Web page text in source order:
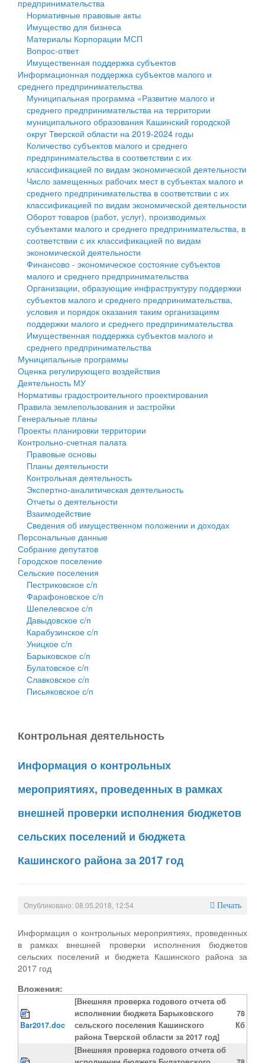
Государственные услуги
Промышленность и АПК
Экономика и бизнес
...
Символика
Устав
Гостям округа
Туризм
Культура
Образование
Здравоохранение
Социальная защита
Фотоальбом
муниципального округа Тверской области
Администрация Кашинского муниципального округа
Тверской области
Управление сельскими территориями
Открытые данные
Работа с обращениями граждан
Муниципальный контроль
Муниципальные услуги
Проекты административных регламентов
Антимонопольный комплаенс
Противодействие коррупции
Финансовое управление
Бюджет для граждан
Имущество
Выявление правообладателей ранее учтенных
объектов недвижимости
Имущественная поддержка субъектов малого и
среднего предпринимательства
Информационная поддержка субъектов малого и
среднего предпринимательства
Муниципальные программы
Контрольно-счетная палата
Персональные данные
Оценка регулирующего воздействия
Деятельность МУ
Нормативы градостроительного проектирования
Правила землепользования и застройки
Генеральные планы
Проекты планировки территории
Собрание депутатов
Городское поселение
Сельские поселения
предпринимательства
Нормативные правовые акты
Имущество для бизнеса
Материалы Корпорации МСП
Вопрос-ответ
Имущественная поддержка субъектов
Информационная поддержка субъектов малого и
среднего предпринимательства
Муниципальная программа «Развитие малого и
среднего предпринимательства на территории
муниципального образования Кашинский городской
округ Тверской области на 2019-2024 годы
Количество субъектов малого и среднего
предпринимательства в соответствии с их
классификацией по видам экономической деятельности
Число замещенных рабочих мест в субъектах малого и
среднего предпринимательства в соответствии с их
классификацией по видам экономической деятельности
Оборот товаров (работ, услуг), производимых
субъектами малого и среднего предпринимательства, в
соответствии с их классификацией по видам
экономической деятельности
Финансово - экономическое состояние субъектов
малого и среднего предпринимательства
Организации, образующие инфраструктуру поддержки
субъектов малого и среднего предпринимательства,
условия и порядок оказания таким организациям
поддержки малого и среднего предпринимательства
Имущественная поддержка субъектов малого и
среднего предпринимательства
Муниципальные программы
Оценка регулирующего воздействия
Деятельность МУ
Нормативы градостроительного проектирования
Правила землепользования и застройки
Генеральные планы
Проекты планировки территории
Контрольно-счетная палата
Правовые основы
Планы деятельности
Контрольная деятельность
Экспертно-аналитическая деятельность
Отчеты о деятельности
Взаимодействие
Сведения об имущественном положении и доходах
Персональные данные
Собрание депутатов
Городское поселение
Сельские поселения
Пестриковское с/п
Фарафоновское с/п
Шепелевское с/п
Давыдовское с/п
Карабузинское с/п
Уницкое с/п
Барыковское с/п
Булатовское с/п
Славковское с/п
Письяковское с/п
Контрольная деятельность
Информация о контрольных
мероприятиях, проведенных в рамках
внешней проверки исполнения бюджетов
сельских поселений и бюджета
Кашинского района за 2017 год
Опубликовано: 08.05.2018, 12:54 Печать
Информация о контрольных мероприятиях, проведенных
в рамках внешней проверки исполнения бюджетов
сельских поселений и бюджета Кашинского района за
2017 год
Вложения:
Bar2017.doc
[Внешняя проверка годового отчета об
исполнении бюджета Барыковского
сельского поселения Кашинского
района Тверской области за 2017 год]
78
Кб
[Внешняя проверка годового отчета об